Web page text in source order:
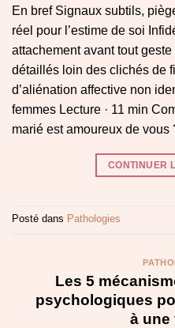
En bref Signaux subtils,
réel pour l’estime de soi
attachement avant tout
détaillés loin des clichés de
d’aliénation affective non
femmes Lecture · 11 min
marié est amoureux de
CONTINUER
Posté dans Pathologies
Les 5
psychologiques
à une